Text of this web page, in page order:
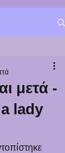
μετά -
lady